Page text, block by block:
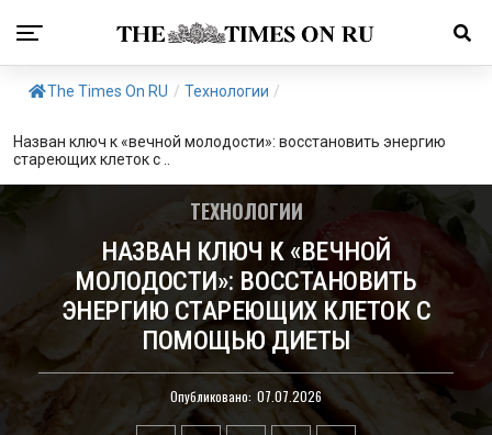
The Times On RU / Технологии /
Назван ключ к «вечной молодости»: восстановить энергию
стареющих клеток с ..
ТЕХНОЛОГИИ
НАЗВАН КЛЮЧ К «ВЕЧНОЙ
МОЛОДОСТИ»: ВОССТАНОВИТЬ
ЭНЕРГИЮ СТАРЕЮЩИХ КЛЕТОК С
ПОМОЩЬЮ ДИЕТЫ
Опубликовано: 07.07.2026